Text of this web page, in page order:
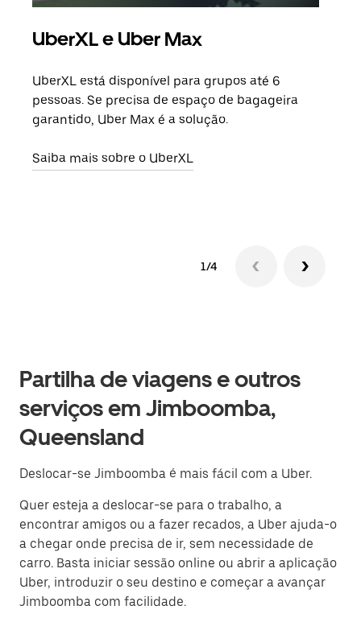
UberXL e Uber Max
UberXL está disponível para grupos até 6
pessoas. Se precisa de espaço de bagageira
garantido, Uber Max é a solução.
Saiba mais sobre o UberXL
1/4
Partilha de viagens e outros
serviços em Jimboomba,
Queensland
Deslocar-se Jimboomba é mais fácil com a Uber.
Quer esteja a deslocar-se para o trabalho, a
encontrar amigos ou a fazer recados, a Uber ajuda-o
a chegar onde precisa de ir, sem necessidade de
carro. Basta iniciar sessão online ou abrir a aplicação
Uber, introduzir o seu destino e começar a avançar
Jimboomba com facilidade.